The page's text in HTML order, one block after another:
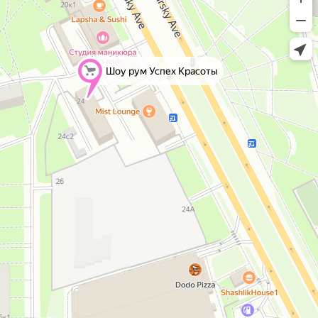
Шоу рум Успех Красоты